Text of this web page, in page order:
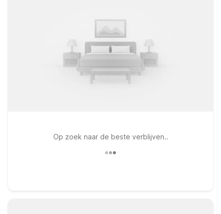
Op zoek naar de beste verblijven..